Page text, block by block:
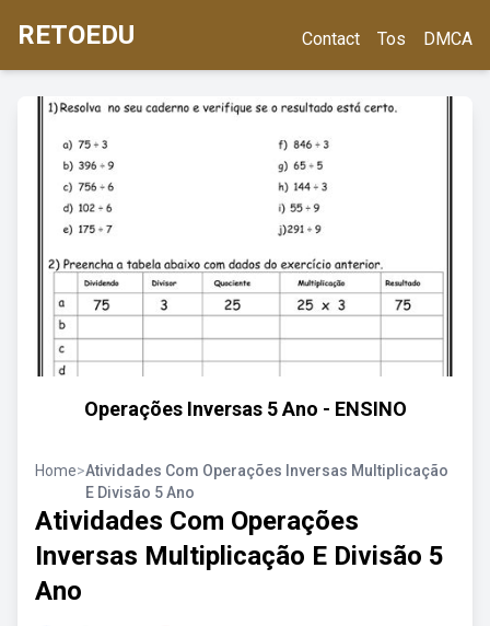
RETOEDU Contact Tos DMCA
Operações Inversas 5 Ano - ENSINO
Home>Atividades Com Operações Inversas Multiplicação
E Divisão 5 Ano
Atividades Com Operações
Inversas Multiplicação E Divisão 5
Ano